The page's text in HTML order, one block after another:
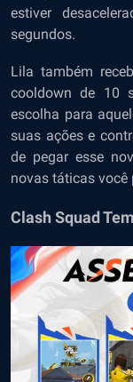
estiver
segundos.
Lila também
cooldown de 10
escolha para
suas ações e
de pegar esse
novas táticas você
Clash Squad